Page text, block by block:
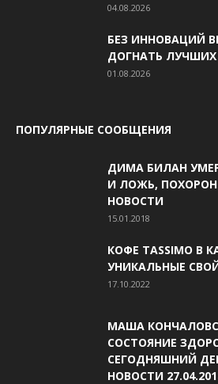
04.08.2026
БЕЗ ИННОВАЦИЙ
ДОГНАТЬ ЛУЧШИХ
01.08.2026
ПОПУЛЯРНЫЕ СООБЩЕНИЯ
ДИМА БИЛАН
И ЛОЖЬ,
НОВОСТИ
15.01.2018
КОФЕ TASSIMO В
УНИКАЛЬНЫЕ
17.10.2022
МАША
СОСТОЯНИЕ
СЕГОДНЯШНИЙ
НОВОСТИ